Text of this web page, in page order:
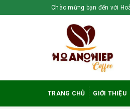
Chào mừng bạn đến với
TRANG CHỦ GIỚI THIỆU